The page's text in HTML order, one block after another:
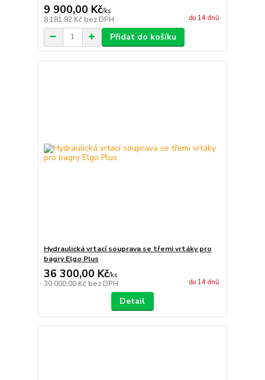
9 900,00 Kč/ks
8 181,82 Kč bez DPH do 14 dnů
Přidat do košíku
Hydraulická vrtací souprava se třemi vrtáky pro
bagry Elgo Plus
36 300,00 Kč/ks
30 000,00 Kč bez DPH do 14 dnů
Detail